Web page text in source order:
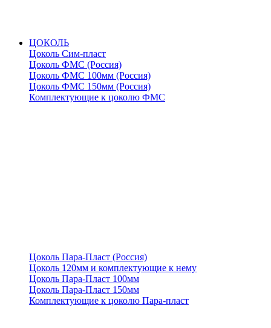
ЦОКОЛЬ
Цоколь Сим-пласт
Цоколь ФМС (Россия)
Цоколь ФМС 100мм (Россия)
Цоколь ФМС 150мм (Россия)
Комплектующие к цоколю ФМС
Цоколь Пара-Пласт (Россия)
Цоколь 120мм и комплектующие к нему
Цоколь Пара-Пласт 100мм
Цоколь Пара-Пласт 150мм
Комплектующие к цоколю Пара-пласт